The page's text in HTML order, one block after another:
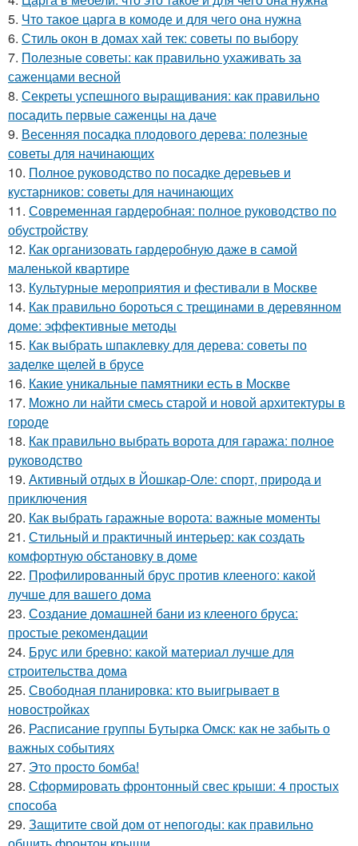
5. Что такое царга в комоде и для чего она нужна
6. Стиль окон в домах хай тек: советы по выбору
7. Полезные советы: как правильно ухаживать за
саженцами весной
8. Секреты успешного выращивания: как правильно
посадить первые саженцы на даче
9. Весенняя посадка плодового дерева: полезные
советы для начинающих
10. Полное руководство по посадке деревьев и
кустарников: советы для начинающих
11. Современная гардеробная: полное руководство по
обустройству
12. Как организовать гардеробную даже в самой
маленькой квартире
13. Культурные мероприятия и фестивали в Москве
14. Как правильно бороться с трещинами в деревянном
доме: эффективные методы
15. Как выбрать шпаклевку для дерева: советы по
заделке щелей в брусе
16. Какие уникальные памятники есть в Москве
17. Можно ли найти смесь старой и новой архитектуры в
городе
18. Как правильно выбрать ворота для гаража: полное
руководство
19. Активный отдых в Йошкар-Оле: спорт, природа и
приключения
20. Как выбрать гаражные ворота: важные моменты
21. Стильный и практичный интерьер: как создать
комфортную обстановку в доме
22. Профилированный брус против клееного: какой
лучше для вашего дома
23. Создание домашней бани из клееного бруса:
простые рекомендации
24. Брус или бревно: какой материал лучше для
строительства дома
25. Свободная планировка: кто выигрывает в
новостройках
26. Расписание группы Бутырка Омск: как не забыть о
важных событиях
27. Это просто бомба!
28. Сформировать фронтонный свес крыши: 4 простых
способа
29. Защитите свой дом от непогоды: как правильно